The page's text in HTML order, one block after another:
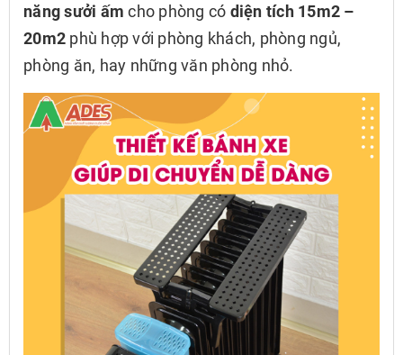
năng sưởi ấm cho phòng có diện tích 15m2 –
20m2 phù hợp với phòng khách, phòng ngủ,
phòng ăn, hay những văn phòng nhỏ.